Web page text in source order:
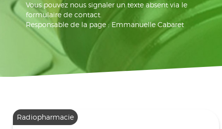
Vous pouvez nous signaler un texte absent via le
formulaire de contact.
Responsable de la page : Emmanuelle Cabaret
Radiopharmacie